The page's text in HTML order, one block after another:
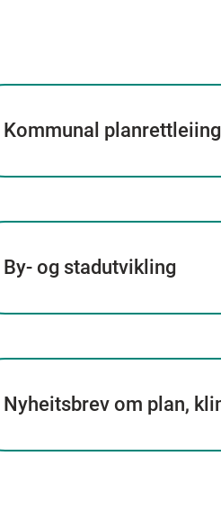
Kommunal planrettleiing
By- og stadutvikling
Nyheitsbrev om plan,